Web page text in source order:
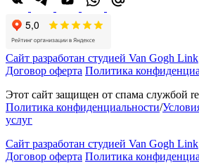
Сайт разработан студией Van Gogh Link
Договор оферта Политика
Этот сайт защищен от спама службой
Политика конфиденциальности/
услуг
Сайт разработан студией Van Gogh Link
Договор оферта Политика